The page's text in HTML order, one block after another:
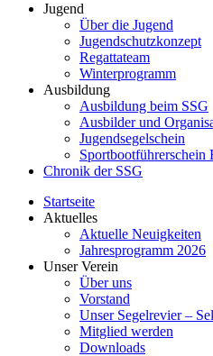
Jugend
Über die Jugend
Jugendschutzkonzept
Regattateam
Winterprogramm
Ausbildung
Ausbildung beim SSG
Ausbilder und
Jugendsegelschein
Sportbootführerschein
Chronik der SSG
Startseite
Aktuelles
Aktuelle Neuigkeiten
Jahresprogramm 2026
Unser Verein
Über uns
Vorstand
Unser Segelrevier –
Mitglied werden
Downloads